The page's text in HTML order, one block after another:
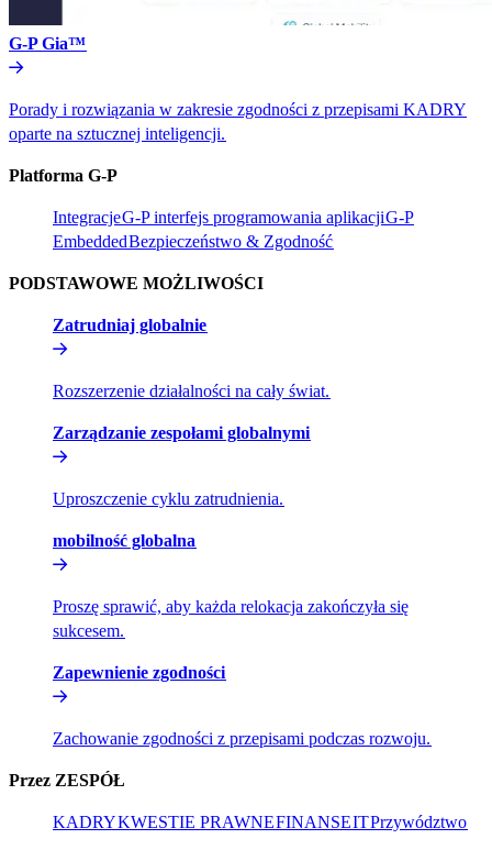
G-P Gia™​​
Porady i rozwiązania w zakresie zgodności z przepisami KADRY
oparte na sztucznej inteligencji.​​
Platforma G-P​​
Integracje​​G-P interfejs programowania aplikacji​​G-P
Embedded​​Bezpieczeństwo & Zgodność​​
PODSTAWOWE MOŻLIWOŚCI​​
Zatrudniaj globalnie​​
Rozszerzenie działalności na cały świat.​​
Zarządzanie zespołami globalnymi​​
Uproszczenie cyklu zatrudnienia.​​
mobilność globalna​​
Proszę sprawić, aby każda relokacja zakończyła się
sukcesem.​​
Zapewnienie zgodności​​
Zachowanie zgodności z przepisami podczas rozwoju.​​
Przez ZESPÓŁ​​
KADRY​​KWESTIE PRAWNE​​FINANSE​​IT​​Przywództwo​​